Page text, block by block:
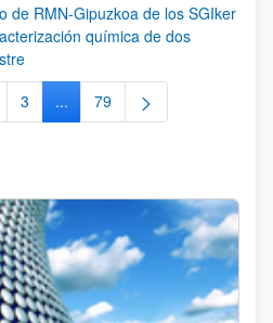
de RMN-Gipuzkoa de los SGIker
química de dos
Página
3 ...Páginas intermedias Use TAB
Página
79